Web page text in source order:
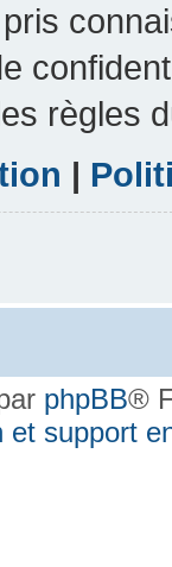
règles
|
phpBB®
et support